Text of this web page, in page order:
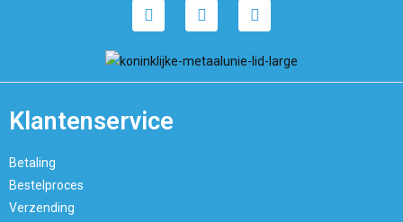
Klantenservice
Betaling
Bestelproces
Verzending